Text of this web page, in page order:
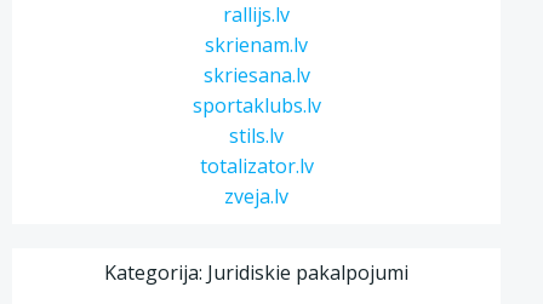
rallijs.lv
skrienam.lv
skriesana.lv
sportaklubs.lv
stils.lv
totalizator.lv
zveja.lv
Kategorija: Juridiskie pakalpojumi